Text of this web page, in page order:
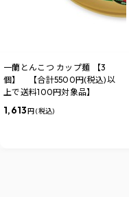
一蘭とんこつ カップ麺 【3
個】 【合計5500円(税込)以
上で送料100円対象品】
1,613 円 (税込)